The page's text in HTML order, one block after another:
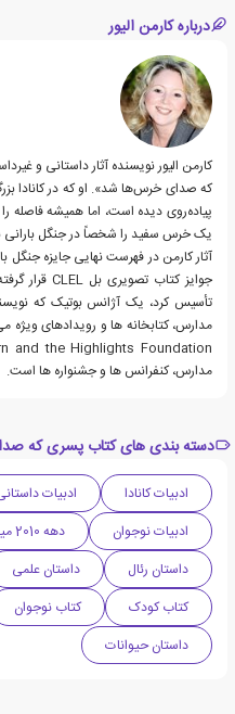
درباره کارمن الیور
کارمن الیور نویسنده آثار داستانی و
که صدای خرس‌ها شد». او که در کانادا
پیاده‌روی دیده است، اما همیشه
یک خرس سفید را شخصاً در جنگل بارانی
آثار کارمن در فهرست نهایی جایزه جنگل
تأسیس کرد، یک آژانس بوتیک که
مدارس، کنفرانس ها و جشنواره ها است.
دسته بندی های کتاب پسری که
ادبیات کانادا ادبیات
ادبیات نوجوان
دهه 2010 میلادی
داستان رئال
داستان علمی
کتاب کودک
کتاب نوجوان
داستان حیوانات